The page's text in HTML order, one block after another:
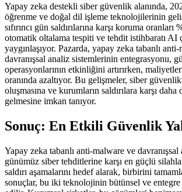
Yapay zeka destekli siber güvenlik alanında,
öğrenme ve doğal dil işleme teknolojilerinin
sıfırıncı gün saldırılarına karşı koruma oranları
otomatik oltalama tespiti ve tehdit istihbaratı AI
yaygınlaşıyor. Pazarda, yapay zeka tabanlı
davranışsal analiz sistemlerinin entegrasyonu,
operasyonlarının etkinliğini artırırken,
oranında azaltıyor. Bu gelişmeler, siber
oluşmasına ve kurumların saldırılara karşı
gelmesine imkan tanıyor.
Sonuç: En Etkili Güvenlik
Yapay zeka tabanlı anti-malware ve
günümüz siber tehditlerine karşı en güçlü
saldırı aşamalarını hedef alarak, birbirini
sonuçlar, bu iki teknolojinin bütünsel ve entegre